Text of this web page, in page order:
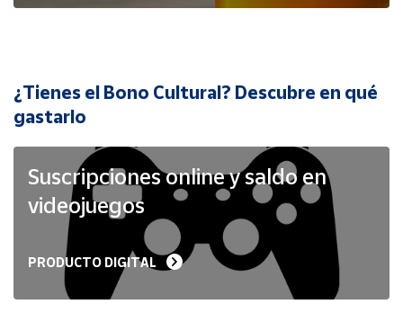
Cuenta
Ubicación
Península
Baleares
¿Tienes el Bono Cultural? Descubre en qué
gastarlo
Suscripciones online y saldo en
videojuegos
PRODUCTO DIGITAL